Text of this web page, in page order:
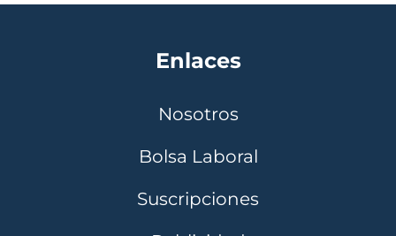
Enlaces
Nosotros
Bolsa Laboral
Suscripciones